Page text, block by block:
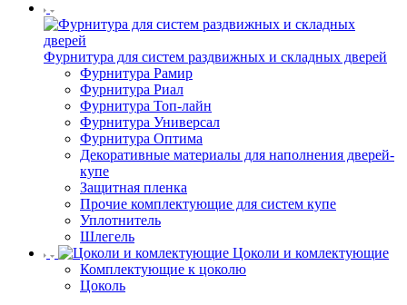
Фурнитура для систем раздвижных и складных дверей
Фурнитура Рамир
Фурнитура Риал
Фурнитура Топ-лайн
Фурнитура Универсал
Фурнитура Оптима
Декоративные материалы для наполнения дверей-
купе
Защитная пленка
Прочие комплектующие для систем купе
Уплотнитель
Шлегель
Цоколи и комлектующие
Комплектующие к цоколю
Цоколь